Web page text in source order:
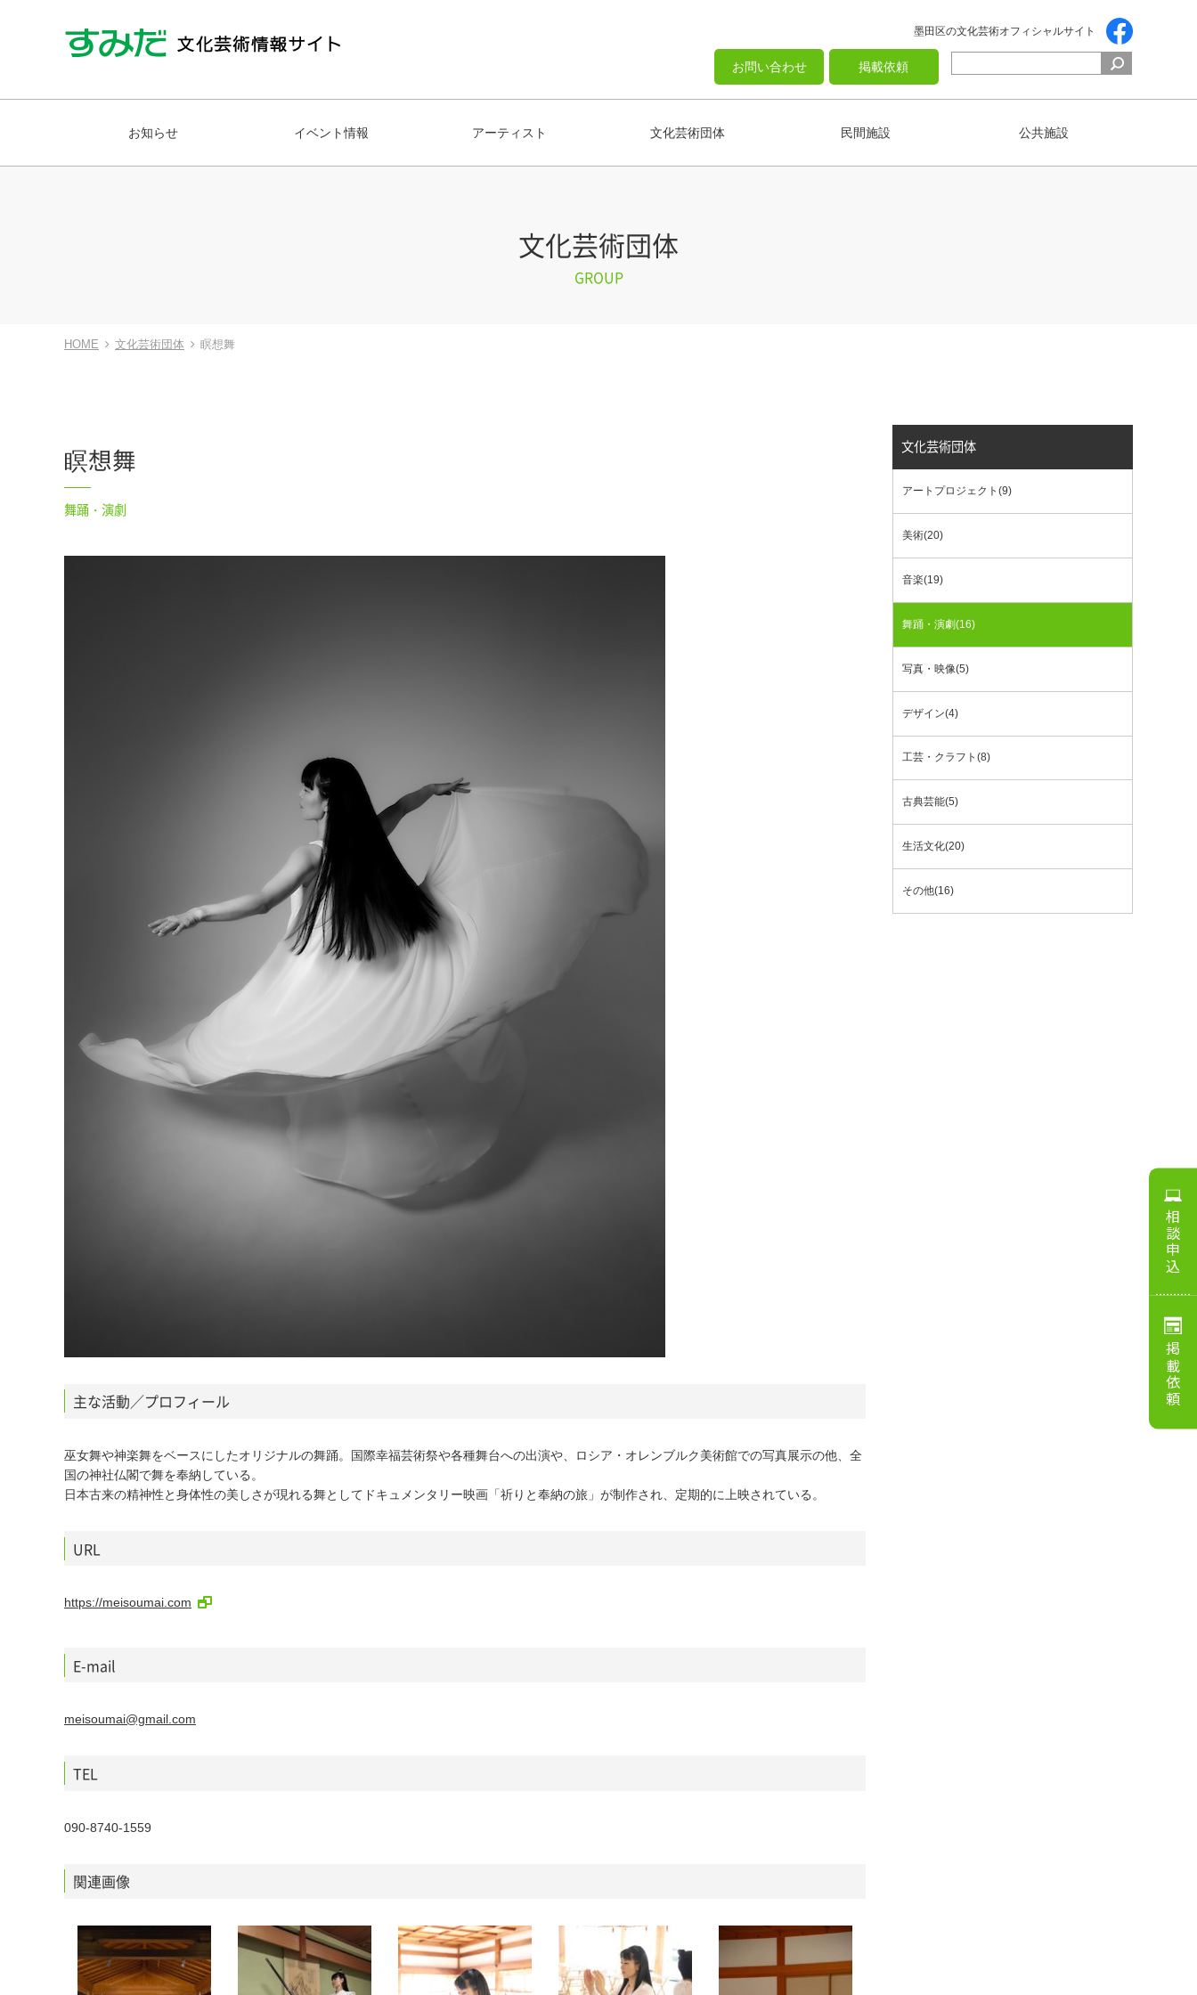
墨田区の文化芸術オフィシャルサイト
お問い合わせ 掲載依頼
お知らせ イベント情報 アーティスト 文化芸術団体 民間施設 公共施設
文化芸術団体
GROUP
HOME 文化芸術団体 瞑想舞
瞑想舞
舞踊・演劇
主な活動／プロフィール
巫女舞や神楽舞をベースにしたオリジナルの舞踊。国際幸福芸術祭や各種舞台への出演や、ロシア・オレンブルク美術館での写真展示の他、全
国の神社仏閣で舞を奉納している。
日本古来の精神性と身体性の美しさが現れる舞としてドキュメンタリー映画「祈りと奉納の旅」が制作され、定期的に上映されている。
URL
https://meisoumai.com
E-mail
meisoumai@gmail.com
TEL
090-8740-1559
関連画像
文化芸術団体
アートプロジェクト(9)
美術(20)
音楽(19)
舞踊・演劇(16)
写真・映像(5)
デザイン(4)
工芸・クラフト(8)
古典芸能(5)
生活文化(20)
その他(16)
相談申込
掲載依頼